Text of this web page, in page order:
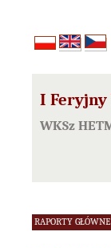
I Feryjny
WKSz
RAPORTY GŁÓWNE